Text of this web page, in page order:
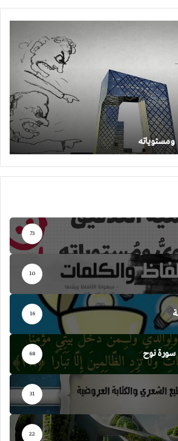
ومستوياته
73
10
16
سورة نوح 68
31
22